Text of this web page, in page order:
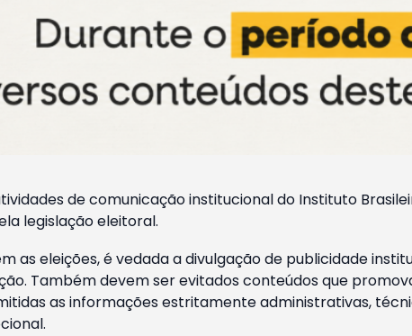
de comunicação institucional do Instituto
legislação eleitoral.
as eleições, é vedada a divulgação de publicidade
Também devem ser evitados conteúdos que
as informações estritamente administrativas,